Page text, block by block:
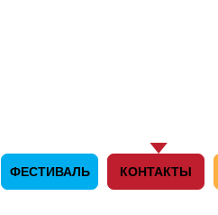
ФЕСТИВАЛЬ КОНТАКТЫ